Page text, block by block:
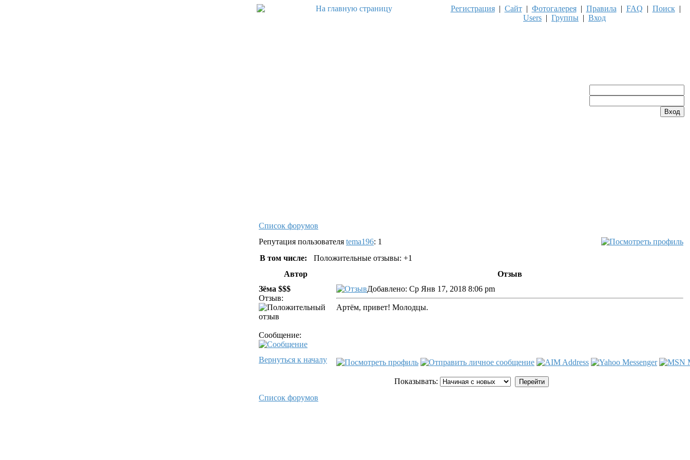
Регистрация| Сайт| Фотогалерея| Правила | FAQ | Поиск|
Users | Группы | Вход
Список форумов
Репутация пользователя tema196: 1
В том числе:
Положительные отзывы: +1
Автор
Отзыв
Зёма $$$
Отзыв:
Сообщение:
Добавлено: Ср Янв 17, 2018 8:06 pm
Артём, привет! Молодцы.
Вернуться к началу
Показывать:
Список форумов